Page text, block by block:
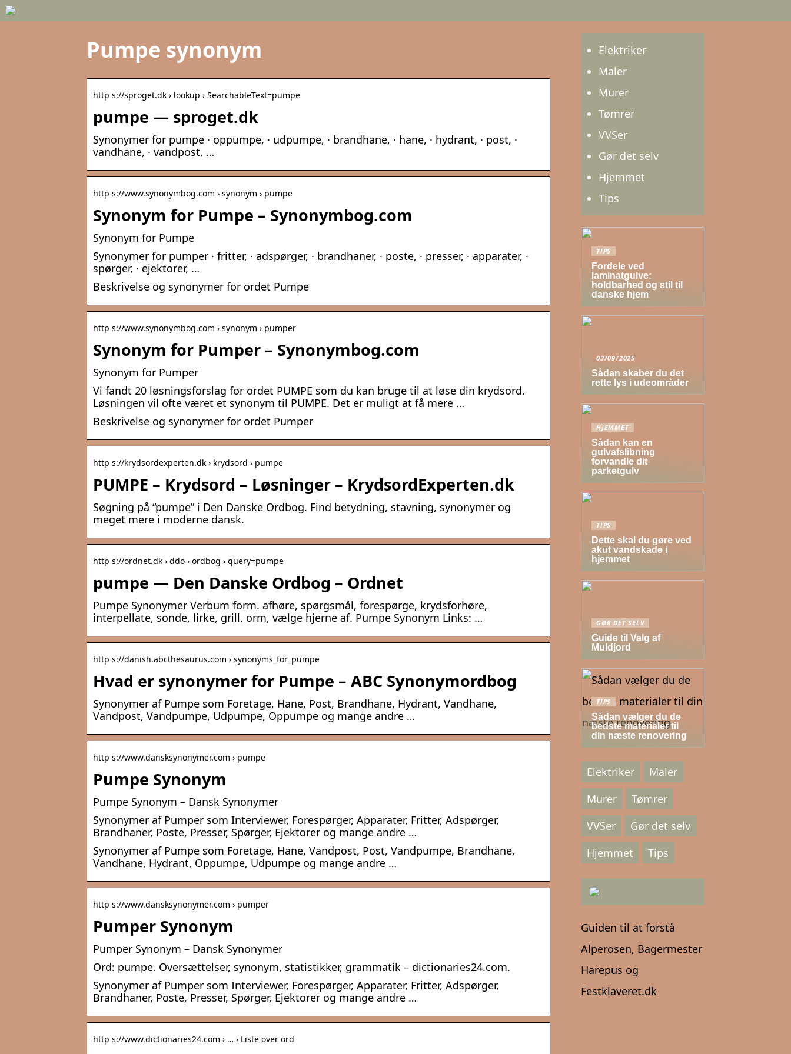
Pumpe synonym
http s://sproget.dk › lookup › SearchableText=pumpe
pumpe — sproget.dk
Synonymer for pumpe · oppumpe, · udpumpe, · brandhane, · hane, · hydrant, · post, ·
vandhane, · vandpost, …
http s://www.synonymbog.com › synonym › pumpe
Synonym for Pumpe – Synonymbog.com
Synonym for Pumpe
Synonymer for pumper · fritter, · adspørger, · brandhaner, · poste, · presser, · apparater, ·
spørger, · ejektorer, …
Beskrivelse og synonymer for ordet Pumpe
http s://www.synonymbog.com › synonym › pumper
Synonym for Pumper – Synonymbog.com
Synonym for Pumper
Vi fandt 20 løsningsforslag for ordet PUMPE som du kan bruge til at løse din krydsord.
Løsningen vil ofte været et synonym til PUMPE. Det er muligt at få mere …
Beskrivelse og synonymer for ordet Pumper
http s://krydsordexperten.dk › krydsord › pumpe
PUMPE – Krydsord – Løsninger – KrydsordExperten.dk
Søgning på “pumpe” i Den Danske Ordbog. Find betydning, stavning, synonymer og
meget mere i moderne dansk.
http s://ordnet.dk › ddo › ordbog › query=pumpe
pumpe — Den Danske Ordbog – Ordnet
Pumpe Synonymer Verbum form. afhøre, spørgsmål, forespørge, krydsforhøre,
interpellate, sonde, lirke, grill, orm, vælge hjerne af. Pumpe Synonym Links: …
http s://danish.abcthesaurus.com › synonyms_for_pumpe
Hvad er synonymer for Pumpe – ABC Synonymordbog
Synonymer af Pumpe som Foretage, Hane, Post, Brandhane, Hydrant, Vandhane,
Vandpost, Vandpumpe, Udpumpe, Oppumpe og mange andre …
http s://www.dansksynonymer.com › pumpe
Pumpe Synonym
Pumpe Synonym – Dansk Synonymer
Synonymer af Pumper som Interviewer, Forespørger, Apparater, Fritter, Adspørger,
Brandhaner, Poste, Presser, Spørger, Ejektorer og mange andre …
Synonymer af Pumpe som Foretage, Hane, Vandpost, Post, Vandpumpe, Brandhane,
Vandhane, Hydrant, Oppumpe, Udpumpe og mange andre …
http s://www.dansksynonymer.com › pumper
Pumper Synonym
Pumper Synonym – Dansk Synonymer
Ord: pumpe. Oversættelser, synonym, statistikker, grammatik – dictionaries24.com.
Synonymer af Pumper som Interviewer, Forespørger, Apparater, Fritter, Adspørger,
Brandhaner, Poste, Presser, Spørger, Ejektorer og mange andre …
http s://www.dictionaries24.com › … › Liste over ord
Elektriker
Maler
Murer
Tømrer
VVSer
Gør det selv
Hjemmet
Tips
TIPS
Fordele ved
laminatgulve:
holdbarhed og stil til
danske hjem
03/09/2025
Sådan skaber du det
rette lys i udeområder
HJEMMET
Sådan kan en
gulvafslibning
forvandle dit
parketgulv
TIPS
Dette skal du gøre ved
akut vandskade i
hjemmet
GØR DET SELV
Guide til Valg af
Muldjord
TIPS
Sådan vælger du de
bedste materialer til
din næste renovering
Elektriker
Maler
Murer
Tømrer
VVSer
Gør det selv
Hjemmet
Tips
Guiden til at forstå
Alperosen, Bagermester
Harepus og
Festklaveret.dk